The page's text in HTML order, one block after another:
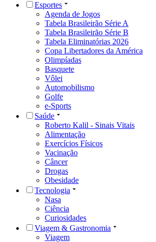
Esportes
Agenda de Jogos
Tabela Brasileirão Série A
Tabela Brasileirão Série B
Tabela Eliminatórias 2026
Copa Libertadores da América
Olimpíadas
Basquete
Vôlei
Automobilismo
Golfe
e-Sports
Saúde
Roberto Kalil - Sinais Vitais
Alimentação
Exercícios Físicos
Vacinação
Câncer
Drogas
Obesidade
Tecnologia
Nasa
Ciência
Curiosidades
Viagem & Gastronomia
Viagem